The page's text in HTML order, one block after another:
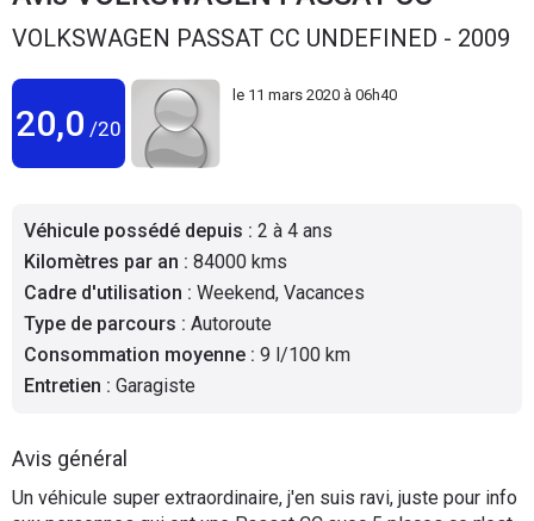
Guide
Electriques
Flottes
Auto
Services
Moto
VOLKSWAGEN PASSAT CC UNDEFINED - 2009
20,0 /20
le 11 mars 2020 à 06h40
Véhicule possédé depuis : 2 à 4 ans
Kilomètres par an : 84000 kms
Cadre d'utilisation : Weekend, Vacances
Type de parcours : Autoroute
Consommation moyenne : 9 l/100 km
Entretien : Garagiste
Avis général
Un véhicule super extraordinaire, j'en suis ravi, juste pour info